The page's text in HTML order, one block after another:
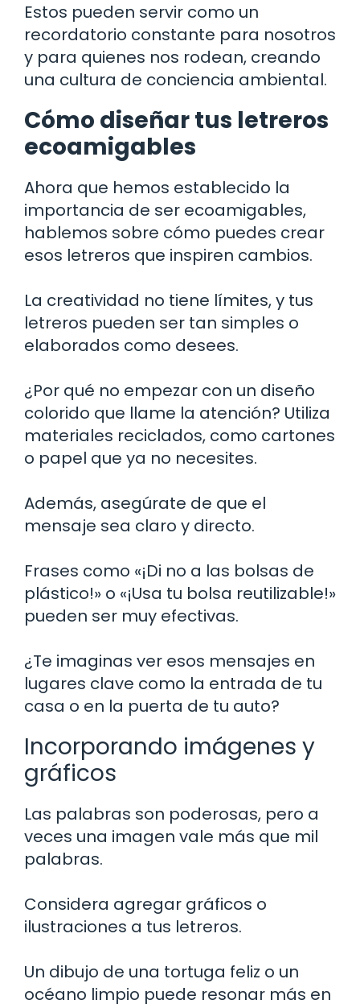
Estos pueden servir como un
recordatorio constante para nosotros
y para quienes nos rodean, creando
una cultura de conciencia ambiental.
Cómo diseñar tus letreros
ecoamigables
Ahora que hemos establecido la
importancia de ser ecoamigables,
hablemos sobre cómo puedes crear
esos letreros que inspiren cambios.
La creatividad no tiene límites, y tus
letreros pueden ser tan simples o
elaborados como desees.
¿Por qué no empezar con un diseño
colorido que llame la atención? Utiliza
materiales reciclados, como cartones
o papel que ya no necesites.
Además, asegúrate de que el
mensaje sea claro y directo.
Frases como «¡Di no a las bolsas de
plástico!» o «¡Usa tu bolsa reutilizable!»
pueden ser muy efectivas.
¿Te imaginas ver esos mensajes en
lugares clave como la entrada de tu
casa o en la puerta de tu auto?
Incorporando imágenes y
gráficos
Las palabras son poderosas, pero a
veces una imagen vale más que mil
palabras.
Considera agregar gráficos o
ilustraciones a tus letreros.
Un dibujo de una tortuga feliz o un
océano limpio puede resonar más en